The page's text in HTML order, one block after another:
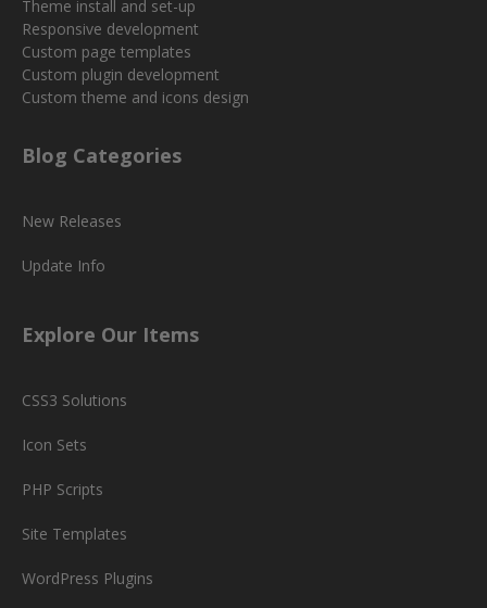
Theme install and set-up
Responsive development
Custom page templates
Custom plugin development
Custom theme and icons design
Blog Categories
New Releases
Update Info
Explore Our Items
CSS3 Solutions
Icon Sets
PHP Scripts
Site Templates
WordPress Plugins